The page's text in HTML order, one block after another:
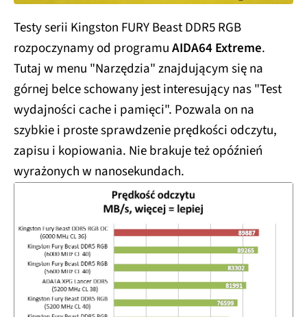
Testy serii Kingston FURY Beast DDR5 RGB
rozpoczynamy od programuAIDA64 Extreme.
Tutaj w menu "Narzędzia" znajdującym się na
górnej belce schowany jest interesujący nas "Test
wydajności cache i pamięci". Pozwala on na
szybkie i proste sprawdzenie prędkości odczytu,
zapisu i kopiowania. Nie brakuje też opóźnień
wyrażonych w nanosekundach.